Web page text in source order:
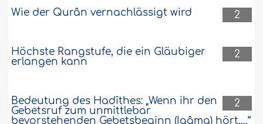
2
Wie der Qurân vernachlässigt wird
2
Höchste Rangstufe, die ein Gläubiger
erlangen kann
2
Bedeutung des Hadîthes: „Wenn ihr den
Gebetsruf zum unmittlebar
bevorstehenden Gebetsbeginn (Iqâma) hört,…“